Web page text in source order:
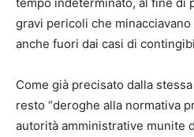
gravi pericoli che
anche fuori dai casi di
Come già precisato dalla
resto “deroghe alla normativa
autorità amministrative munite